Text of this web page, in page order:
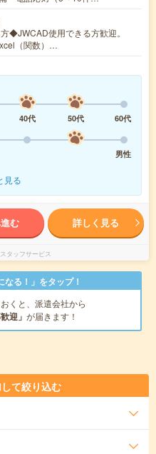
◆JWCAD使用できる方歓迎。
（関数）…
40代 50代
60代
男性
見る
む 詳しく見る
タッフサービス
る！」をタップ！
くと、派遣会社から
迎」 が届きます！
て絞り込む